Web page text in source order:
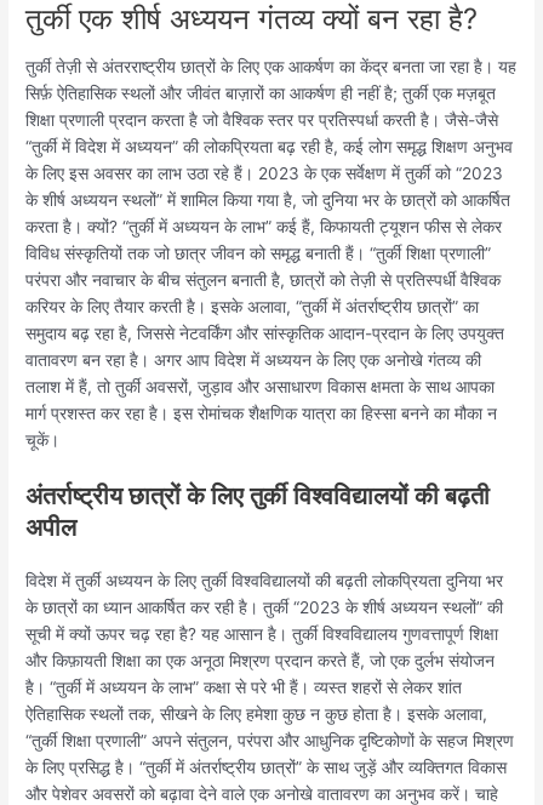
तुर्की एक शीर्ष अध्ययन गंतव्य क्यों बन रहा है?
तुर्की तेज़ी से अंतरराष्ट्रीय छात्रों के लिए एक आकर्षण का केंद्र बनता जा रहा है। यह
सिर्फ़ ऐतिहासिक स्थलों और जीवंत बाज़ारों का आकर्षण ही नहीं है; तुर्की एक मज़बूत
शिक्षा प्रणाली प्रदान करता है जो वैश्विक स्तर पर प्रतिस्पर्धा करती है। जैसे-जैसे
“तुर्की में विदेश में अध्ययन” की लोकप्रियता बढ़ रही है, कई लोग समृद्ध शिक्षण अनुभव
के लिए इस अवसर का लाभ उठा रहे हैं। 2023 के एक सर्वेक्षण में तुर्की को “2023
के शीर्ष अध्ययन स्थलों” में शामिल किया गया है, जो दुनिया भर के छात्रों को आकर्षित
करता है। क्यों? “तुर्की में अध्ययन के लाभ” कई हैं, किफायती ट्यूशन फीस से लेकर
विविध संस्कृतियों तक जो छात्र जीवन को समृद्ध बनाती हैं। “तुर्की शिक्षा प्रणाली”
परंपरा और नवाचार के बीच संतुलन बनाती है, छात्रों को तेज़ी से प्रतिस्पर्धी वैश्विक
करियर के लिए तैयार करती है। इसके अलावा, “तुर्की में अंतर्राष्ट्रीय छात्रों” का
समुदाय बढ़ रहा है, जिससे नेटवर्किंग और सांस्कृतिक आदान-प्रदान के लिए उपयुक्त
वातावरण बन रहा है। अगर आप विदेश में अध्ययन के लिए एक अनोखे गंतव्य की
तलाश में हैं, तो तुर्की अवसरों, जुड़ाव और असाधारण विकास क्षमता के साथ आपका
मार्ग प्रशस्त कर रहा है। इस रोमांचक शैक्षणिक यात्रा का हिस्सा बनने का मौका न
चूकें।
अंतर्राष्ट्रीय छात्रों के लिए तुर्की विश्वविद्यालयों की बढ़ती
अपील
विदेश में तुर्की अध्ययन के लिए तुर्की विश्वविद्यालयों की बढ़ती लोकप्रियता दुनिया भर
के छात्रों का ध्यान आकर्षित कर रही है। तुर्की “2023 के शीर्ष अध्ययन स्थलों” की
सूची में क्यों ऊपर चढ़ रहा है? यह आसान है। तुर्की विश्वविद्यालय गुणवत्तापूर्ण शिक्षा
और किफ़ायती शिक्षा का एक अनूठा मिश्रण प्रदान करते हैं, जो एक दुर्लभ संयोजन
है। “तुर्की में अध्ययन के लाभ” कक्षा से परे भी हैं। व्यस्त शहरों से लेकर शांत
ऐतिहासिक स्थलों तक, सीखने के लिए हमेशा कुछ न कुछ होता है। इसके अलावा,
“तुर्की शिक्षा प्रणाली” अपने संतुलन, परंपरा और आधुनिक दृष्टिकोणों के सहज मिश्रण
के लिए प्रसिद्ध है। “तुर्की में अंतर्राष्ट्रीय छात्रों” के साथ जुड़ें और व्यक्तिगत विकास
और पेशेवर अवसरों को बढ़ावा देने वाले एक अनोखे वातावरण का अनुभव करें। चाहे